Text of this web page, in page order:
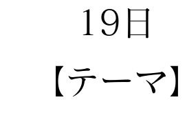
19日
【テーマ】